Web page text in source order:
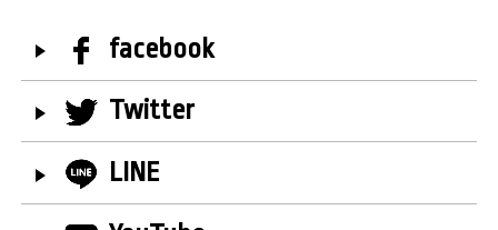
facebook
Twitter
LINE